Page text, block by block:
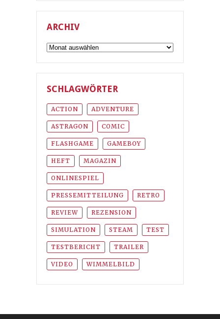
ARCHIV
Archiv
SCHLAGWÖRTER
ACTION ADVENTURE
ASTRAGON COMIC
FLASHGAME GAMEBOY
HEFT MAGAZIN
ONLINESPIEL
PRESSEMITTEILUNG RETRO
REVIEW REZENSION
SIMULATION STEAM TEST
TESTBERICHT TRAILER
VIDEO WIMMELBILD